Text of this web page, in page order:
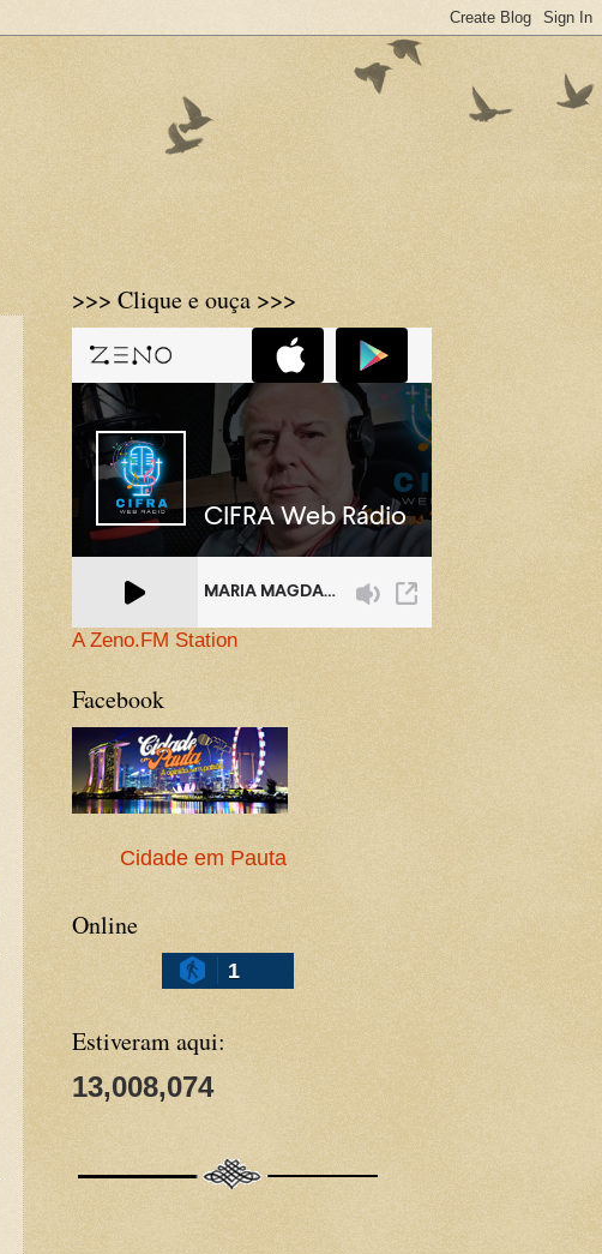
>>> Clique e ouça >>>
A Zeno.FM Station
Facebook
Cidade em Pauta
Online
1
Estiveram aqui:
13,008,074